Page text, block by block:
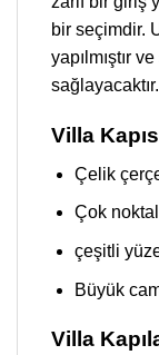
bir seçimdir.
yapılmıştır
sağlayacaktır.
Villa
Çelik
Çok
çeşitli
Büyük
Villa